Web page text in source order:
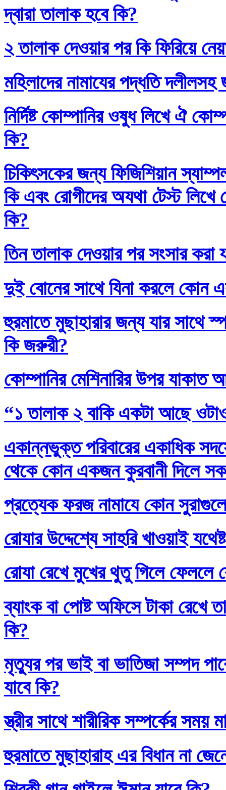
দ্বারা তালাক হবে কি?
২ তালাক দেওয়ার পর কি ফিরিয়ে
মহিলাদের নামাযের পদ্ধতি দলীলসহ
নির্দিষ্ট কোম্পানির ওষুধ লিখে ঐ
কি?
চিকিৎসকের জন্য ফিজিশিয়ান
কি এবং রোগীদের অযথা টেস্ট লিখে
কি?
তিন তালাক দেওয়ার পর সংসার করা
দুই বোনের সাথে যিনা করলে কোন
হুরমাতে মুছাহারার জন্য যার সাথে
কি জরুরী?
কোম্পানির মেশিনারির উপর যাকাত
“১ তালাক ২ বাকি একটা আছে
একান্নভুক্ত পরিবারের একাধিক
থেকে কোন একজন কুরবানী দিলে
প্রত্যেক ফরজ নামাযে কোন
রোযার উদ্দেশ্যে সাহরি খাওয়াই
রোযা রেখে মুখের থুতু গিলে ফেললে
ব্যাংক বা পোষ্ট অফিসে টাকা রেখে
কি?
মৃত্যুর পর ভাই বা ভাতিজা সম্পদ
যাবে কি?
স্ত্রীর সাথে শারীরিক সম্পর্কের
হুরমাতে মুছাহারাহ এর বিধান না